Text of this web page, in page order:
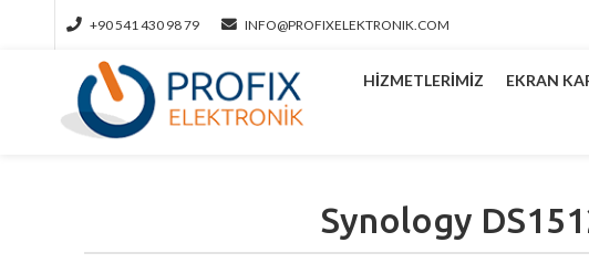
+90 541 430 98 79 INFO@PROFIXELEKTRONIK.COM
HIZMETLERIMIZ EKRAN
Synology